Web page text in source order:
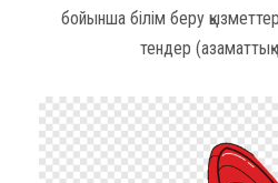
бойынша білім беру
тендер (азаматтық-